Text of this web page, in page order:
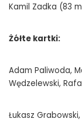
Kamil Zadka (83
Żółte kartki:
Adam Paliwoda,
Wędzelewski,
Łukasz